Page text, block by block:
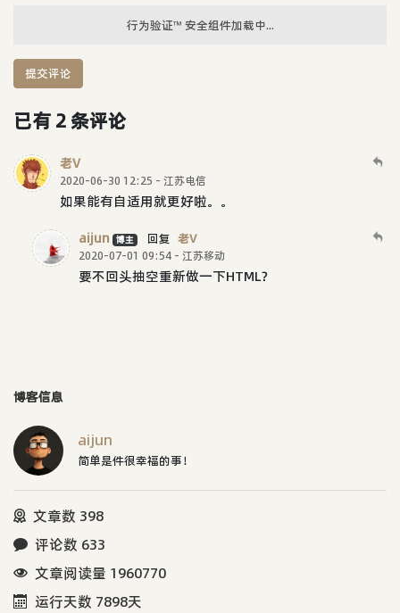
行为验证™ 安全组件加载中...
提交评论
已有 2 条评论
老V
2020-06-30 12:25 - 江苏电信
如果能有自适用就更好啦。。
aijun 博主 回复 老V
2020-07-01 09:54 - 江苏移动
要不回头抽空重新做一下HTML？
博客信息
aijun
简单是件很幸福的事！
文章数 398
评论数 633
文章阅读量 1960770
运行天数 7898天